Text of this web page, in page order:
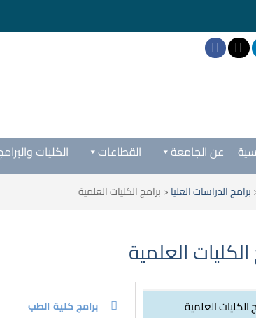
الكليات القطاعات عن الجامعة
برامج الدراسات العليا<برامج الكليات العلمية
العلمية
برامج كلية الطب
الكليات العلمية